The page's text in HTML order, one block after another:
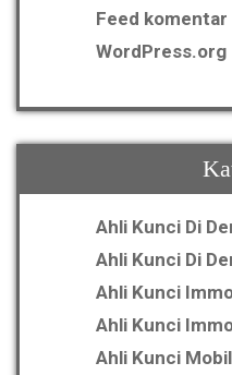
Feed komentar
WordPress.org
Ahli Kunci Di
Ahli Kunci Di
Ahli Kunci
Ahli Kunci
Ahli Kunci Mobil